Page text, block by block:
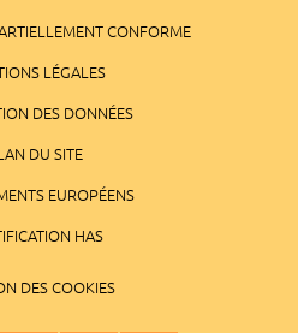
CONFORME
LÉGALES
DES DONNÉES
DU SITE
EUROPÉENS
HAS
DES COOKIES